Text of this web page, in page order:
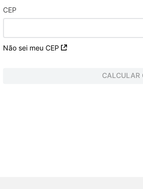
CEP
Não sei meu CEP
CALCULAR